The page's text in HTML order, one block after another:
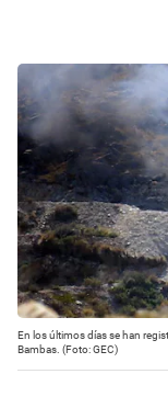
En los últimos días se han
Bambas. (Foto: GEC)